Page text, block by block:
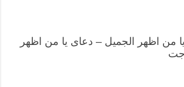
من اظهر الجمیل – دعای یا من اظهر